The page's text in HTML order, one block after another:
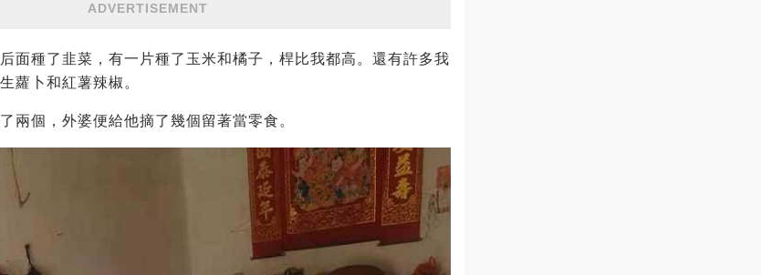
ADVERTISEMENT
面種了韭菜，有一片種了玉米和橘子，桿比我都高。還有許多我
蘿卜和紅薯辣椒。
兩個，外婆便給他摘了幾個留著當零食。